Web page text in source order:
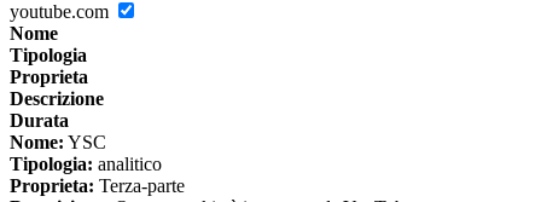
youtube.com
Nome
Tipologia
Proprieta
Descrizione
Durata
Nome: YSC
Tipologia: analitico
Proprieta: Terza-parte